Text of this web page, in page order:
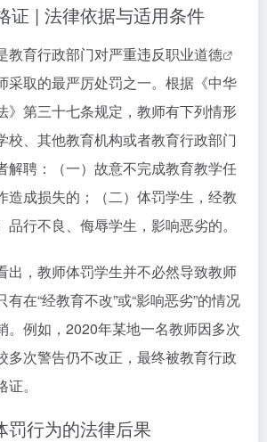
证 | 法律依据与适用条件
教育行政部门对严重违反职业道德
采取的最严厉处罚之一。根据《中华
》第三十七条规定，教师有下列情形
校、其他教育机构或者教育行政部门
解聘：（一）故意不完成教育教学任
造成损失的；（二）体罚学生，经教
行不良、侮辱学生，影响恶劣的。
出，教师体罚学生并不必然导致教师
在“经教育不改”或“影响恶劣”的情况
。例如，2020年某地一名教师因多次
多次警告仍不改正，最终被教育行政
。
罚行为的法律后果